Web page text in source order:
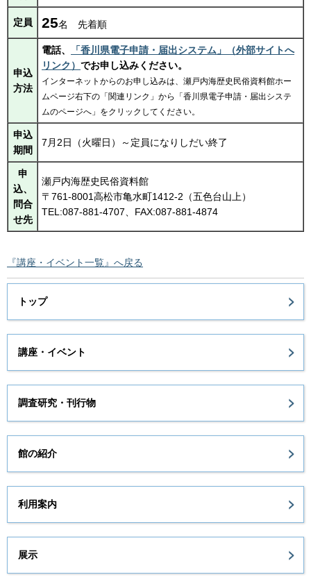
定員 25名 先着順
申込
方法
電話、
「香川県電子申請・届出システム」（外部サイトへ
リンク） でお申し込みください。
インターネットからのお申し込みは、瀬戸内海歴史民俗資料館ホー
ムページ右下の「関連リンク」から「香川県電子申請・届出システ
ムのページへ」をクリックしてください。
申込
期間
7月2日（火曜日）～定員になりしだい終了
申
込、
問合
せ先
瀬戸内海歴史民俗資料館
〒761-8001高松市亀水町1412-2（五色台山上）
TEL:087-881-4707、FAX:087-881-4874
『講座・イベント一覧』へ戻る
トップ
講座・イベント
調査研究・刊行物
館の紹介
利用案内
展示